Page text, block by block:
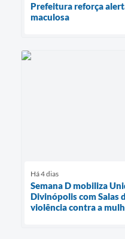
Prefeitura reforça
maculosa
Há 4 dias
Semana D mobiliza
Divinópolis com Salas
violência contra a